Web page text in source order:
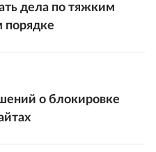
дела по тяжким
порядке
о блокировке